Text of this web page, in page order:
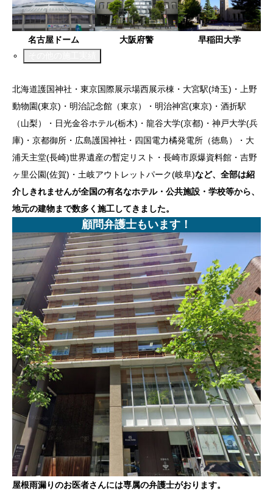
名古屋ドーム 大阪府警
早稲田大学
北海道護国神社・東京国際展示場西展示棟・大宮駅(埼玉)・上野
動物園(東京)・明治記念館（東京）・明治神宮(東京)・酒折駅
（山梨）・日光金谷ホテル(栃木)・龍谷大学(京都)・神戸大学(兵
庫)・京都御所・広島護国神社・四国電力橘発電所（徳島）・大
浦天主堂(長崎)世界遺産の暫定リスト・長崎市原爆資料館・吉野
ヶ里公園(佐賀)・土岐アウトレットパーク(岐阜)など、全部は紹
介しきれませんが全国の有名なホテル・公共施設・学校等から、
地元の建物まで数多く施工してきました。
顧問弁護士もいます！
屋根雨漏りのお医者さんには専属の弁護士がおります。